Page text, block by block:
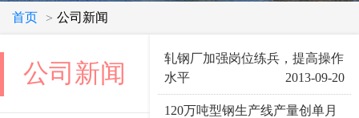
首页 > 公司新闻
公司新闻
轧钢厂加强岗位练兵，提高操作
水平
2013-09-20
120万吨型钢生产线产量创单月